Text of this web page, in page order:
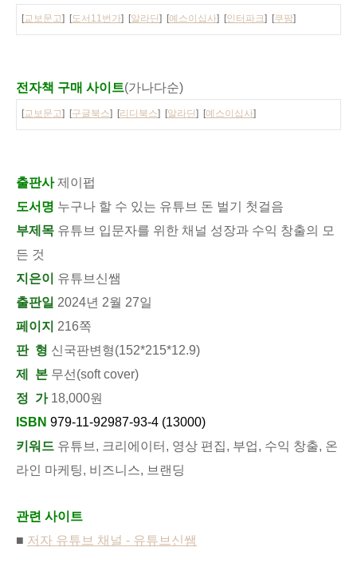
[교보문고] [도서11번가] [알라딘] [예스이십사] [인터파크] [쿠팡]
전자책 구매 사이트(가나다순)
[교보문고] [구글북스] [리디북스] [알라딘] [예스이십사]
출판사제이펍
도서명 누구나 할 수 있는 유튜브 돈 벌기 첫걸음
부제목 유튜브 입문자를 위한 채널 성장과 수익 창출의 모
든 것
지은이
유튜브신쌤
출판일 2024년 2월 27일
페이지 216쪽
판 형 신국판변형(152*215*12.9)
제 본 무선(soft cover)
정 가18,000원
ISBN 979-11-92987-93-4 (13000)
키워드 유튜브, 크리에이터, 영상 편집, 부업, 수익 창출, 온
라인 마케팅, 비즈니스, 브랜딩
관련 사이트
■ 저자 유튜브 채널 - 유튜브신쌤